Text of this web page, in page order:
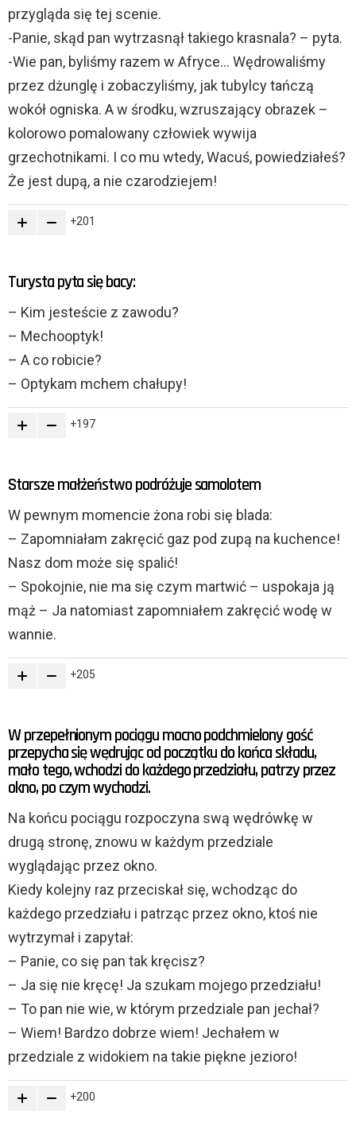
przygląda się tej scenie.
-Panie, skąd pan wytrzasnął takiego krasnala? – pyta.
-Wie pan, byliśmy razem w Afryce… Wędrowaliśmy
przez dżunglę i zobaczyliśmy, jak tubylcy tańczą
wokół ogniska. A w środku, wzruszający obrazek –
kolorowo pomalowany człowiek wywija
grzechotnikami. I co mu wtedy, Wacuś, powiedziałeś?
Że jest dupą, a nie czarodziejem!
201
Turysta pyta się bacy:
– Kim jesteście z zawodu?
– Mechooptyk!
– A co robicie?
– Optykam mchem chałupy!
197
Starsze małżeństwo podróżuje samolotem
W pewnym momencie żona robi się blada:
– Zapomniałam zakręcić gaz pod zupą na kuchence!
Nasz dom może się spalić!
– Spokojnie, nie ma się czym martwić – uspokaja ją
mąż – Ja natomiast zapomniałem zakręcić wodę w
wannie.
205
W przepełnionym pociągu mocno podchmielony gość
przepycha się wędrując od początku do końca składu,
mało tego, wchodzi do każdego przedziału, patrzy przez
okno, po czym wychodzi.
Na końcu pociągu rozpoczyna swą wędrówkę w
drugą stronę, znowu w każdym przedziale
wyglądając przez okno.
Kiedy kolejny raz przeciskał się, wchodząc do
każdego przedziału i patrząc przez okno, ktoś nie
wytrzymał i zapytał:
– Panie, co się pan tak kręcisz?
– Ja się nie kręcę! Ja szukam mojego przedziału!
– To pan nie wie, w którym przedziale pan jechał?
– Wiem! Bardzo dobrze wiem! Jechałem w
przedziale z widokiem na takie piękne jezioro!
200